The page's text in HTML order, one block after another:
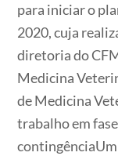
para iniciar o
2020, cuja
diretoria do
Medicina
de Medicina
trabalho em